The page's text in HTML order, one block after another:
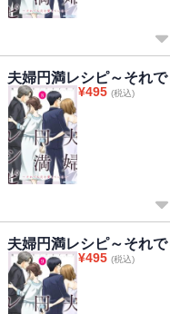
夫婦円満レシピ～それ
¥495 (税込)
夫婦円満レシピ～それ
¥495 (税込)